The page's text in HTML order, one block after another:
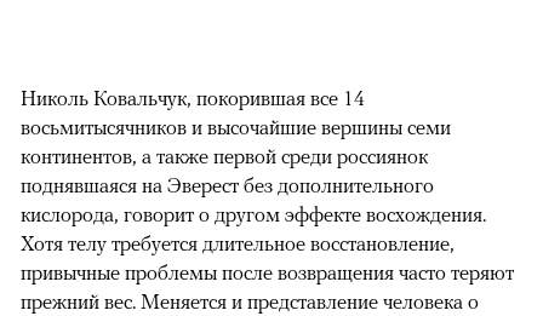
Николь Ковальчук, покорившая все 14
восьмитысячников и высочайшие вершины семи
континентов, а также первой среди россиянок
поднявшаяся на Эверест без дополнительного
кислорода, говорит о другом эффекте восхождения.
Хотя телу требуется длительное восстановление,
привычные проблемы после возвращения часто теряют
прежний вес. Меняется и представление человека о